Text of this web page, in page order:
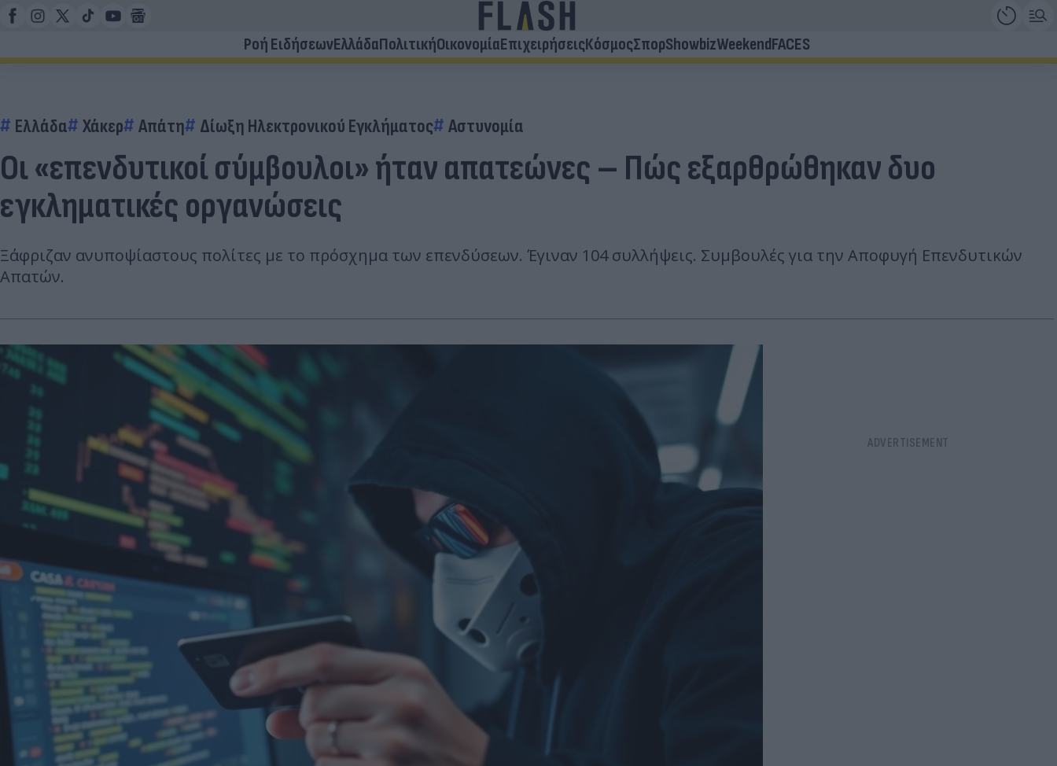
Ροή ΕιδήσεωνΕλλάδαΠολιτικήΟικονομίαΕπιχειρήσειςΚόσμοςΣπορShowbizWeekendFACES
Ελλάδα Χάκερ Απάτη Δίωξη Ηλεκτρονικού Εγκλήματος Αστυνομία
Οι «επενδυτικοί σύμβουλοι» ήταν απατεώνες – Πώς εξαρθρώθηκαν δυο
εγκληματικές οργανώσεις
Ξάφριζαν ανυποψίαστους πολίτες με το πρόσχημα των επενδύσεων. Έγιναν 104 συλλήψεις. Συμβουλές για την Αποφυγή Επενδυτικών
Απατών.